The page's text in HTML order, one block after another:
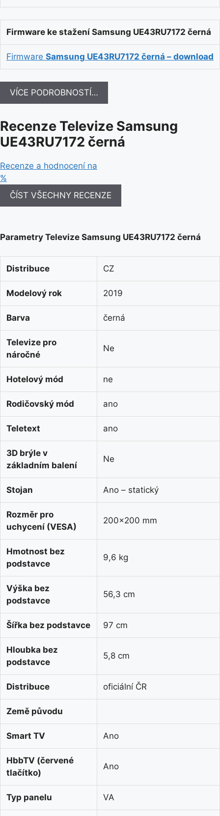
Firmware ke stažení Samsung UE43RU7172 černá
Firmware Samsung UE43RU7172 černá – download
VÍCE PODROBNOSTÍ…
Recenze Televize Samsung
UE43RU7172 černá
Recenze a hodnocení na
%
ČÍST VŠECHNY RECENZE
Parametry Televize Samsung UE43RU7172 černá
Distribuce CZ
Modelový rok 2019
Barva černá
Televize pro
náročné
Ne
Hotelový mód ne
Rodičovský mód ano
Teletext ano
3D brýle v
základním balení
Ne
Stojan Ano – statický
Rozměr pro
uchycení (VESA)
200×200 mm
Hmotnost bez
podstavce
9,6 kg
Výška bez
podstavce
56,3 cm
Šířka bez podstavce 97 cm
Hloubka bez
podstavce
5,8 cm
Distribuce oficiální ČR
Země původu
Smart TV Ano
HbbTV (červené
tlačítko)
Ano
Typ panelu VA